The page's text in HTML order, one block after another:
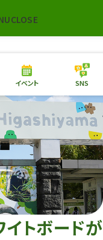
CLOSE
本日の開園情報 チケ
園内MAP イベント
総合案内
園 植物園
ラン
東山動植物園
への支援
教育
イベント SNS
イトボードが